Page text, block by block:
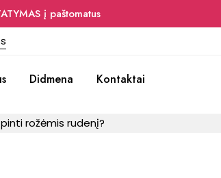
į paštomatus
Didmena Kontaktai
rožėmis rudenį?